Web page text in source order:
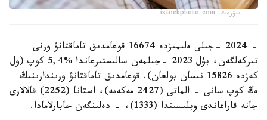
سۋرەت: istockphoto.com
- 2024 -جىلى ەلىمىزدە 16674 قوعامدىق تاماقتانۋ ورنى
تىركەلگەن، بۇل 2023 -جىلمەن سالىستىرعاندا %5,4 كوپ (ول
كەزدە 15826 نىسان بولعان). قوعامدىق تاماقتانۋ ورىندارىنىڭ
ەڭ كوپ سانى - الماتى (2427 مەكەمە)، استانا (2252) قالالارى
جانە قاراعاندى وبلىسىندا (1333)، - دەلىنگەن حابارلامادا.